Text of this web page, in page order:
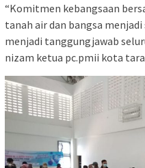
“Komitmen kebangsaan
tanah air dan bangsa
menjadi tanggungjawab
nizam ketua pc.pmii kota